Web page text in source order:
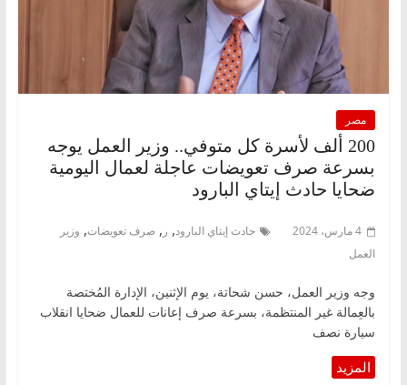
مصر
200 ألف لأسرة كل متوفي.. وزير العمل يوجه
بسرعة صرف تعويضات عاجلة لعمال اليومية
ضحايا حادث إيتاي البارود
4 مارس، 2024 حادث إيتاي البارود, ر , صرف تعويضات, وزير
العمل
وجه وزير العمل، حسن شحاتة، يوم الإثنين، الإدارة المُختصة
بالعِمالة غير المنتظمة، بسرعة صرف إعانات للعمال ضحايا انقلاب
سيارة نصف